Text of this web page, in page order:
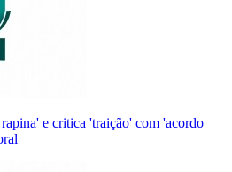
e critica 'traição' com 'acordo